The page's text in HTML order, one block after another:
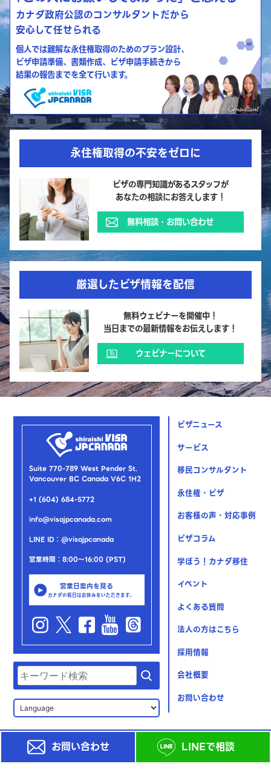
お問い合わせ LINEで相談
カナダ政府公認のコンサルタントだから
安心して任せられる
個人では難解な永住権取得のためのプラン設計、
ビザ申請準備、書類作成、ビザ申請手続きから
結果の報告までを全て行います。
永住権取得の不安をゼロに
ビザの専門知識があるスタッフが
あなたの相談にお答えします！
無料相談・お問い合わせ
厳選したビザ情報を配信
無料ウェビナーを開催中！
当日までの最新情報をお伝えします！
ウェビナーについて
Suite 770-789 West Pender St.
Vancouver BC Canada V6C 1H2
+1 (604) 684-5772
info@visajpcanada.com
LINE ID：@visajpcanada
営業時間：8:00～16:00 (PST)
営業日案内を見る
カナダの祝日はお休みをいただきます。
ビザニュース
サービス
移民コンサルタント
永住権・ビザ
お客様の声・対応事例
ビザコラム
学ぼう！カナダ移住
イベント
よくある質問
法人の方はこちら
採用情報
会社概要
お問い合わせ
© 2023 Yuki Shiraishi Immigration Consulting Inc.